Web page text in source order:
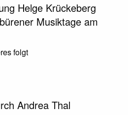
Helge Krückeberg
Musiktage am
folgt
Andrea Thal